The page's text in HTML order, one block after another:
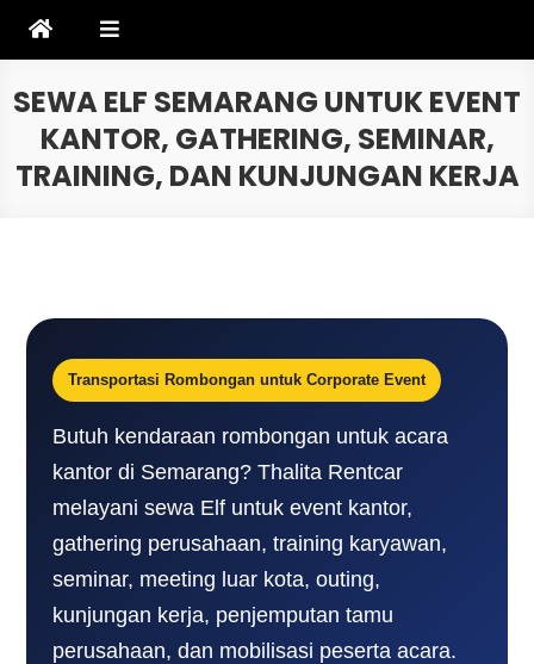
SEWA ELF SEMARANG UNTUK EVENT
KANTOR, GATHERING, SEMINAR,
TRAINING, DAN KUNJUNGAN KERJA
Transportasi Rombongan untuk Corporate Event
Butuh kendaraan rombongan untuk acara
kantor di Semarang? Thalita Rentcar
melayani sewa Elf untuk event kantor,
gathering perusahaan, training karyawan,
seminar, meeting luar kota, outing,
kunjungan kerja, penjemputan tamu
perusahaan, dan mobilisasi peserta acara.